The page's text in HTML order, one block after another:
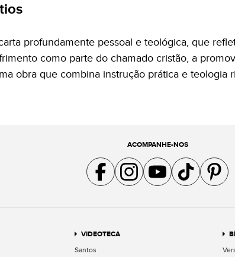
profundamente pessoal e teológica, que
como parte do chamado cristão, a
obra que combina instrução prática e teologia
ACOMPANHE-NOS
Acompanhe a gente no Facebook
Acompanhe a gente no Instagram
Acompanhe a gente no
Acompanhe a
VIDEOTECA
Santos